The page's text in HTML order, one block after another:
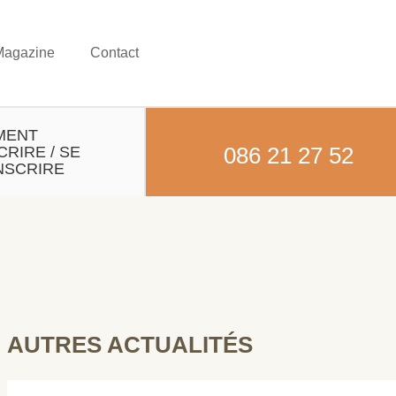
Contact
/ SE
086 21 27 52
AUTRES ACTUALITÉS